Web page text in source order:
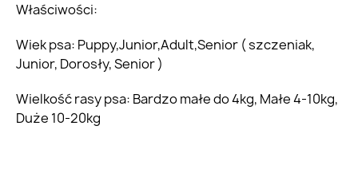
Właściwości:
Wiek psa: Puppy,Junior,Adult,Senior ( szczeniak,
Junior, Dorosły, Senior )
Wielkość rasy psa: Bardzo małe do 4kg, Małe 4-10kg,
Duże 10-20kg